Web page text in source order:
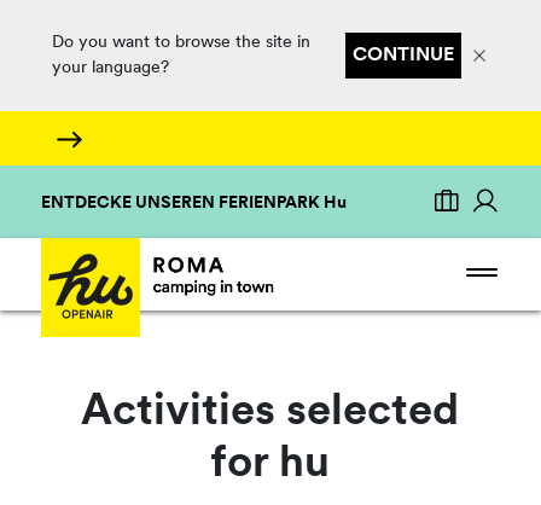
Do you want to browse the site in
your language?
CONTINUE
ENTDECKE UNSEREN FERIENPARK Hu
Activities selected
for hu